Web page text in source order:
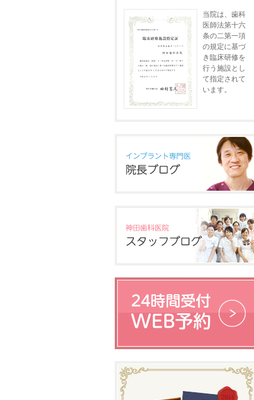
当院は、歯科
医師法第十六
条の二第一項
の規定に基づ
き臨床研修を
行う施設とし
て指定されて
います。